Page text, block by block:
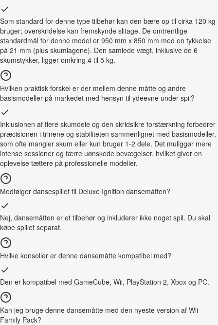
Som standard for denne type tilbehør kan den bære op til cirka 120 kg
bruger; overskridelse kan fremskynde slitage. De omtrentlige
standardmål for denne model er 950 mm x 850 mm med en tykkelse
på 21 mm (plus skumlagene). Den samlede vægt, inklusive de 6
skumstykker, ligger omkring 4 til 5 kg.
Hvilken praktisk forskel er der mellem denne måtte og andre
basismodeller på markedet med hensyn til ydeevne under spil?
Inklusionen af flere skumdele og den skridsikre forstærkning forbedrer
præcisionen i trinene og stabiliteten sammenlignet med basismodeller,
som ofte mangler skum eller kun bruger 1-2 dele. Det muliggør mere
intense sessioner og færre uønskede bevægelser, hvilket giver en
oplevelse tættere på professionelle modeller.
Medfølger dansespillet til Deluxe Ignition dansemåtten?
Nej, dansemåtten er et tilbehør og inkluderer ikke noget spil. Du skal
købe spillet separat.
Hvilke konsoller er denne dansemåtte kompatibel med?
Den er kompatibel med GameCube, Wii, PlayStation 2, Xbox og PC.
Kan jeg bruge denne dansemåtte med den nyeste version af Wii
Family Pack?